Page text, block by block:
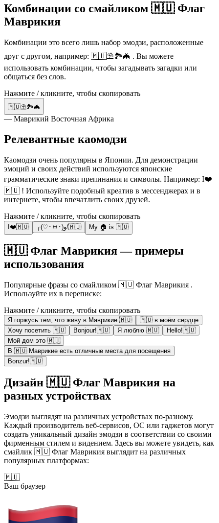
Комбинации со смайликом 🇲🇺 Флаг
Маврикия
Комбинации это всего лишь набор эмодзи, расположенные
друг с другом, например: 🇲🇺⛱️🏞️🦇 . Вы можете
использовать комбинации, чтобы загадывать загадки или
общаться без слов.
Нажмите / кликните, чтобы скопировать
🇲🇺⛱️🏞️🦇
— Маврикий Восточная Африка
Релевантные каомодзи
Каомодзи очень популярны в Японии. Для демонстрации
эмоций и своих действий используются японские
грамматические знаки препинания и символы. Например: I❤️
🇲🇺 ! Используйте подобный креатив в мессенджерах и в
интернете, чтобы впечатлить своих друзей.
Нажмите / кликните, чтобы скопировать
I❤️🇲🇺 ╭(♡･ㅂ･)و/🇲🇺 My 🏠 is 🇲🇺
🇲🇺 Флаг Маврикия — примеры
использования
Популярные фразы со смайликом 🇲🇺 Флаг Маврикия .
Используйте их в переписке:
Нажмите / кликните, чтобы скопировать
Я горжусь тем, что живу в Маврикие 🇲🇺
🇲🇺 в моём сердце
Хочу посетить 🇲🇺
Bonjour!🇲🇺 Я люблю 🇲🇺
Hello!🇲🇺
Мой дом это 🇲🇺
В 🇲🇺 Маврикие есть отличные места для посещения
Bonzur!🇲🇺
Дизайн 🇲🇺 Флаг Маврикия на
разных устройствах
Эмодзи выглядят на различных устройствах по-разному.
Каждый производитель веб-сервисов, ОС или гаджетов могут
создать уникальный дизайн эмодзи в соответствии со своими
фирменным стилем и видением. Здесь вы можете увидеть, как
смайлик 🇲🇺 Флаг Маврикия выглядит на различных
популярных платформах:
🇲🇺
Ваш браузер